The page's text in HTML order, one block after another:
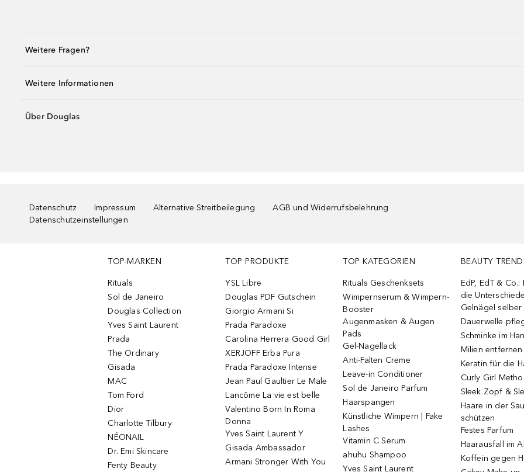
Weitere Fragen?
Weitere Informationen
Über Douglas
Datenschutz Impressum Alternative Streitbeilegung
AGB und Widerrufsbelehrung
Datenschutzeinstellungen
TOP-MARKEN
Rituals
Sol de Janeiro
Douglas Collection
Yves Saint Laurent
Prada
The Ordinary
Gisada
MAC
Tom Ford
Dior
Charlotte Tilbury
NÉONAIL
Dr. Emi Skincare
Fenty Beauty
TOP PRODUKTE
YSL Libre
Douglas PDF Gutschein
Giorgio Armani Si
Prada Paradoxe
Carolina Herrera Good Girl
XERJOFF Erba Pura
Prada Paradoxe Intense
Jean Paul Gaultier Le Male
Lancôme La vie est belle
Valentino Born In Roma
Donna
Yves Saint Laurent Y
Gisada Ambassador
Armani Stronger With You
TOP KATEGORIEN
Rituals Geschenksets
Wimpernserum & Wimpern-
Booster
Augenmasken & Augen
Pads
Gel-Nagellack
Anti-Falten Creme
Leave-in Conditioner
Sol de Janeiro Parfum
Haarspangen
Künstliche Wimpern | Fake
Lashes
Vitamin C Serum
ahuhu Shampoo
Yves Saint Laurent
BEAUTY
EdP, EdT & Co.:
die Unterschiede
Gelnägel selber
Dauerwelle
Schminke im
Milien entfernen
Keratin für die
Curly Girl
Sleek Zopf &
Haare in der
schützen
Festes Parfum
Haarausfall im
Koffein gegen